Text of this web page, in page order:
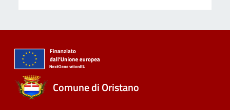
Comune di Oristano